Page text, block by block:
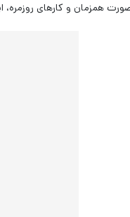
همزمان و کارهای روزمره،